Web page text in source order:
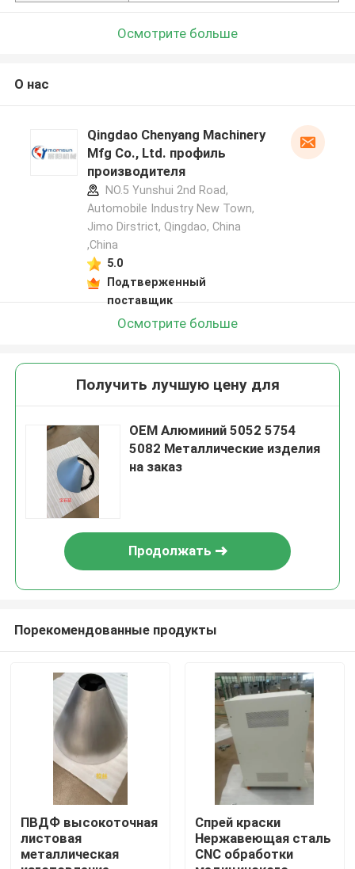
Главная страница
Продукция
О Компании
Осмотрите больше
О нас
Qingdao Chenyang Machinery
Mfg Co., Ltd. профиль
производителя
NO.5 Yunshui 2nd Road,
Automobile Industry New Town,
Jimo Dirstrict, Qingdao, China
,China
5.0
Подтверженный
поставщик
Осмотрите больше
Получить лучшую цену для
OEM Алюминий 5052 5754
5082 Металлические изделия
на заказ
Продолжать
Порекомендованные продукты
ПВДФ высокоточная
листовая
металлическая
Спрей краски
Нержавеющая сталь
CNC обработки